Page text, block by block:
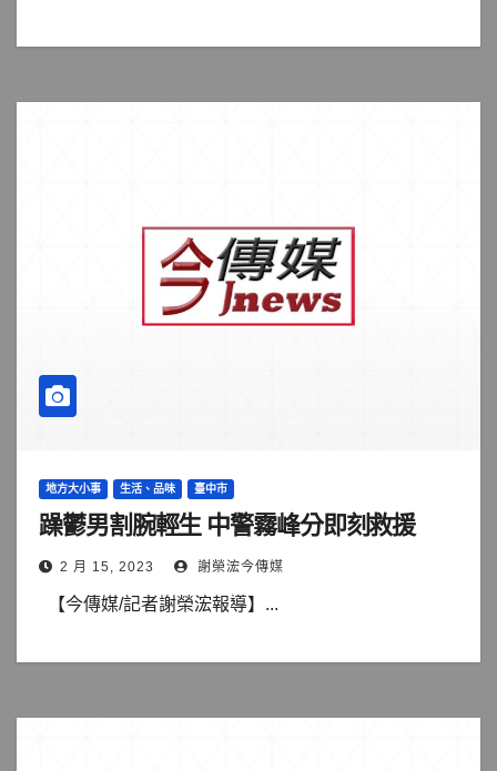
地方大小事 生活、品味 臺中市
躁鬱男割腕輕生 中警霧峰分即刻救援
2 月 15, 2023 謝榮浤今傳媒
【今傳媒/記者謝榮浤報導】...